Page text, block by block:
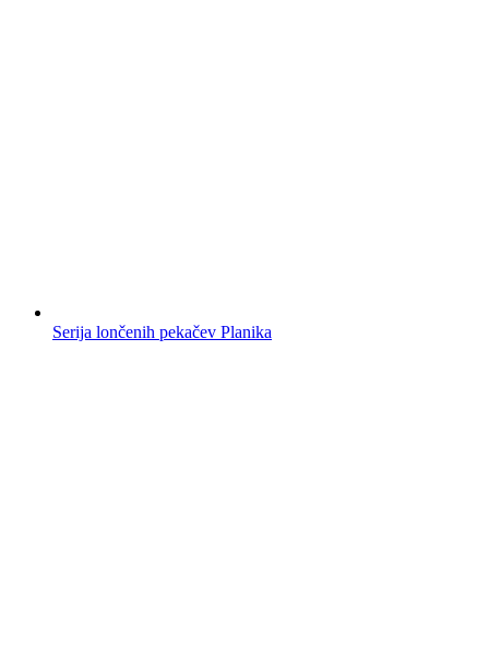
Serija lončenih pekačev Planika